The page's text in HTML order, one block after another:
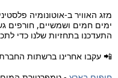
מזג האוויר ב-אוטונומיה
ימים חמים ושמשיים, חורפים
התעדכנו בתחזיות שלנו כדי
📲 עקבו אחרינו ברשתות